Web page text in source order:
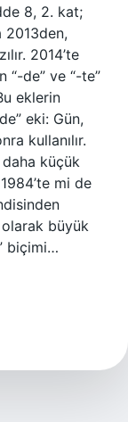
8, 2. kat;
2013den,
2014’te
“-de” ve “-te”
eklerin
eki: Gün,
kullanılır.
küçük
mi de
büyük
biçimi…